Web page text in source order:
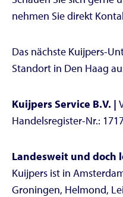
nehmen Sie direkt
Das nächste Kuijpers-
Standort in Den Haag
Kuijpers Service B.V. |
Handelsregister-Nr.:
Landesweit und doch
Kuijpers ist in
Groningen, Helmond,